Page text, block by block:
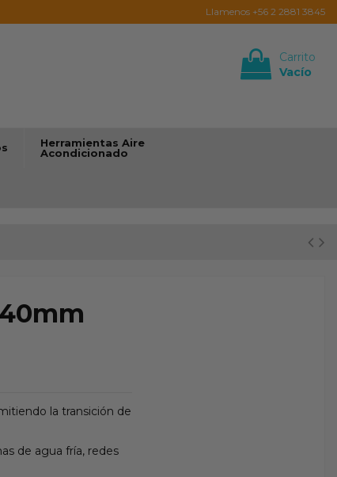
Llamenos +56 2 2881 3845
Carrito
Vacío
Herramientas Aire
Acondicionado
la transición de
de agua fría, redes